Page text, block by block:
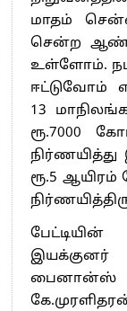
மாதம்
சென்ற
உள்ளோம்.
ஈட்டுவோம்
13
ரூ.7000
நிர்ணயித்து
ரூ.5
பைனான்ஸ்